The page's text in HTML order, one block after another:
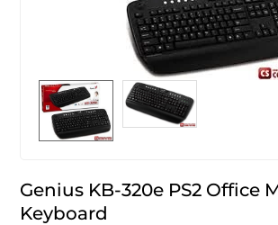
Genius KB-320e PS2 Office
Keyboard